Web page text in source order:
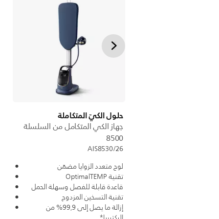
حلول الكيّ المتكاملة
جهاز الكي المتكامل من السلسلة
8500
AIS8530/26
لوح متعدد الزوايا مضمّن
تقنية OptimalTEMP
قاعدة قابلة للفصل وسهلة الحمل
تقنية التسخين المزدوج
إزالة ما يصل إلى 99,9% من